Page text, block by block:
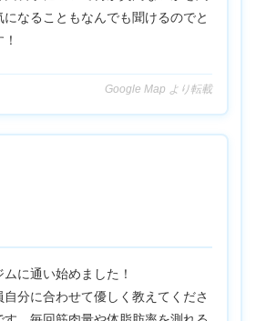
なることもなんでも聞けるのでと
Google Map より転載
に通い始めました！
自分に合わせて優しく教えてくださ